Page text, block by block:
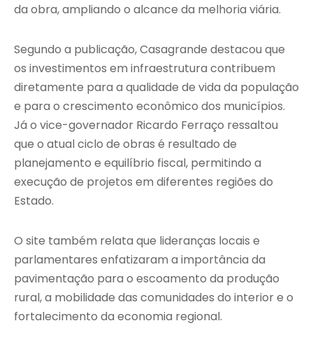
da obra, ampliando o alcance da melhoria viária.
Segundo a publicação, Casagrande destacou que
os investimentos em infraestrutura contribuem
diretamente para a qualidade de vida da população
e para o crescimento econômico dos municípios.
Já o vice-governador Ricardo Ferraço ressaltou
que o atual ciclo de obras é resultado de
planejamento e equilíbrio fiscal, permitindo a
execução de projetos em diferentes regiões do
Estado.
O site também relata que lideranças locais e
parlamentares enfatizaram a importância da
pavimentação para o escoamento da produção
rural, a mobilidade das comunidades do interior e o
fortalecimento da economia regional.